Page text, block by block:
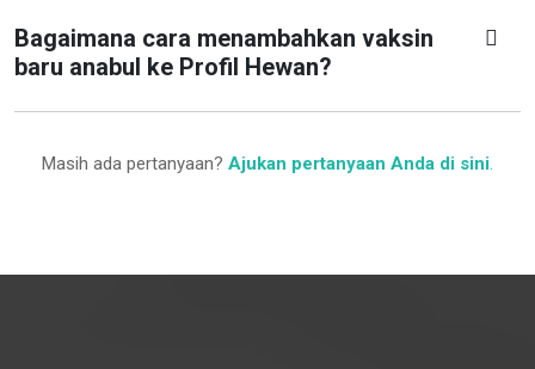
Bagaimana cara menambahkan vaksin
baru anabul ke Profil Hewan?
Masih ada pertanyaan? Ajukan pertanyaan Anda di sini.